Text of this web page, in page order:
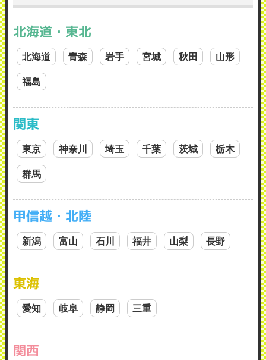
北海道・東北
北海道 青森 岩手 宮城 秋田 山形
福島
関東
東京 神奈川 埼玉 千葉 茨城 栃木
群馬
甲信越・北陸
新潟 富山 石川 福井 山梨 長野
東海
愛知 岐阜 静岡 三重
関西